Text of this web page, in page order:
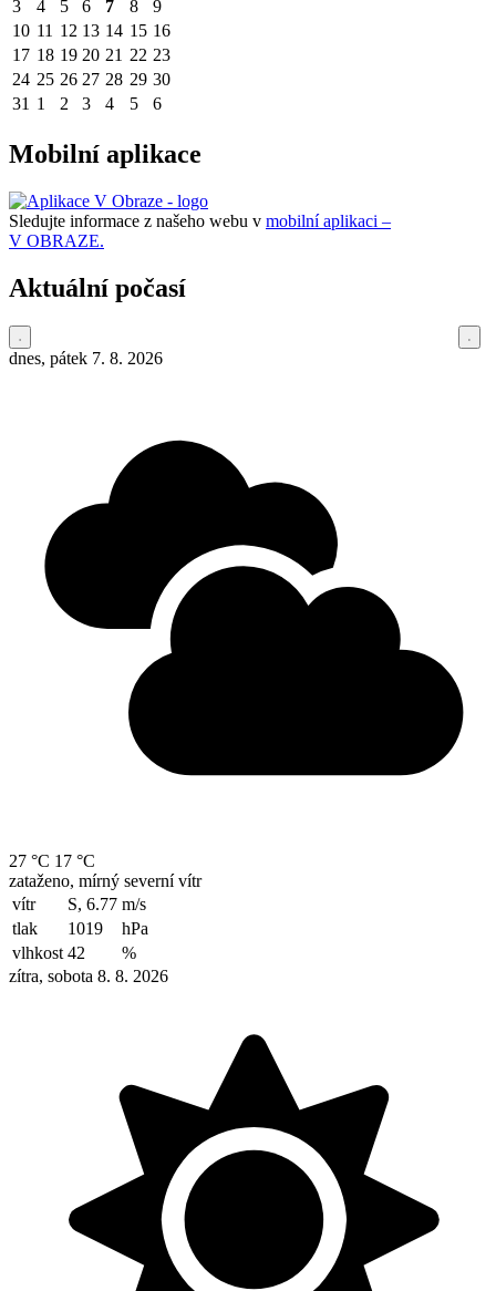
3 4 5 6 7 8
9
10 11 12 13 14 15 16
17 18 19 20 21 22 23
24 25 26 27 28 29 30
31 1 2 3 4 5 6
Mobilní aplikace
Sledujte informace z našeho webu v mobilní aplikaci –
V OBRAZE.
Aktuální počasí
dnes, pátek 7. 8. 2026
27 °C 17 °C
zataženo, mírný severní vítr
vítr
S, 6.77 m/s
tlak
1019
hPa
vlhkost 42
%
zítra, sobota 8. 8. 2026